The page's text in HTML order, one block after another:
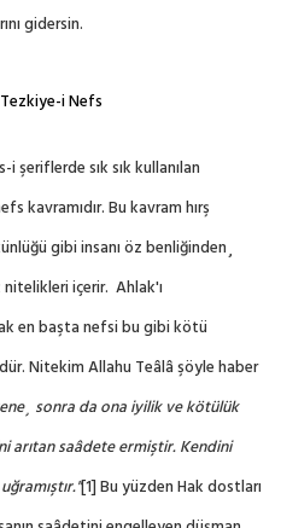
gidersin.
i Nefs
şeriflerde sık sık kullanılan
kavramıdır. Bu kavram hırş
gibi insanı öz benliğinden¸
nitelikleri içerir. Ahlak'ı
en başta nefsi bu gibi kötü
Nitekim Allahu Teâlâ şöyle haber
sonra da ona iyilik ve kötülük
arıtan saâdete ermiştir. Kendini
[1] Bu yüzden Hak dostları